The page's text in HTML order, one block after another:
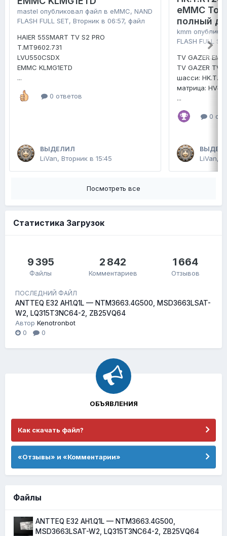
mastel опубликовал файл в eMMC, NAND
FLASH FULL SET, Вторник в 06:57, файл
HAIER 55SMART TV S2 PRO
T.MT9602.731
LVU550CSDX
EMMC KLMG1ETD
...
0 ответов
ВЫДЕЛИЛ
LiVan, Вторник в 15:45
eMMC
полный
kmm
FLASH FULL
TV GAZER
TV GAZER
шасси:
матрица:
...
0
LiVan,
Посмотреть все
Статистика Загрузок
9 395
Файлы
2 842
Комментариев
1 664
Отзывов
ПОСЛЕДНИЙ ФАЙЛ
ANTTEQ E32 AH1.Q1L — NTM3663.4G500, MSD3663LSAT-
W2, LQ315T3NC64-2, ZB25VQ64
Автор Kenotronbot
0
0
ОБЪЯВЛЕНИЯ
Как скачать файл?
«Отзывы» и «Комментарии»
Файлы
ANTTEQ E32 AH1.Q1L — NTM3663.4G500,
MSD3663LSAT-W2, LQ315T3NC64-2, ZB25VQ64